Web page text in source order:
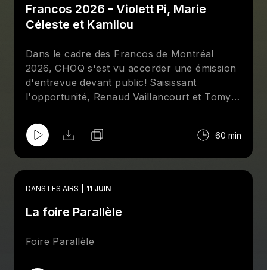
Francos 2026 - Violett Pi, Marie
Céleste et Kamilou
Dans le cadre des Francos de Montréal
2026, CHOQ s'est vu accorder une émission
d'entrevue devant public! Saisissant
l'opportunité, Renaud Vaillancourt et Tomy
chouchous en représentation à la Place des
Festivals du 12 au 20 juin: Violett Pi, Marie60 min
DANS LES AIRS 11 JUIN
La foire Parallèle
Foire Parallèle